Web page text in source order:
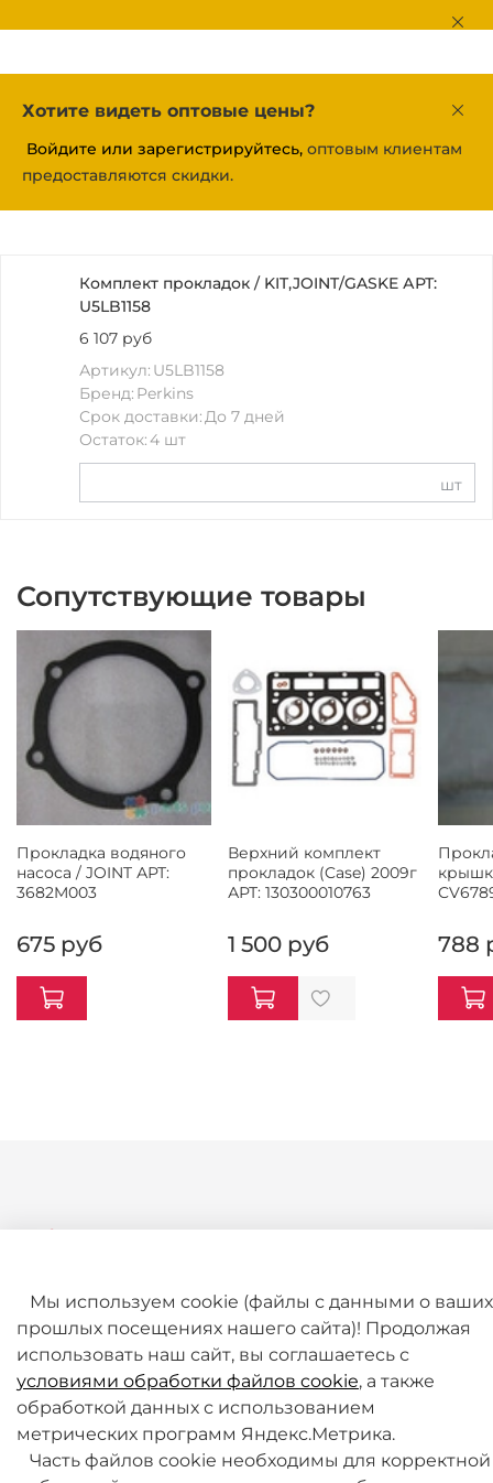
Хотите видеть оптовые цены?
Войдите или зарегистрируйтесь, оптовым клиентам
предоставляются скидки.
Комплект прокладок / KIT,JOINT/GASKE АРТ:
U5LB1158
6 107 руб
Артикул: U5LB1158
Бренд: Perkins
Срок доставки:До 7 дней
Остаток:4 шт
шт
Сопутствующие товары
Прокладка водяного
насоса / JOINT АРТ:
3682M003
675 руб
Верхний комплект
прокладок (Case) 2009г
АРТ: 130300010763
1 500 руб 788
+7 (495) 789-38-95
09:00 - 18:00 (будни, по МСК)
Мы используем cookie (файлы с данными о ваших
прошлых посещениях нашего сайта)! Продолжая
использовать наш сайт, вы соглашаетесь с
условиями обработки файлов cookie, а также
обработкой данных с использованием
метрических программ Яндекс.Метрика.
Часть файлов cookie необходимы для корректной